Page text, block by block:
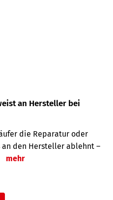
an Hersteller bei
die Reparatur oder
den Hersteller ablehnt –
mehr